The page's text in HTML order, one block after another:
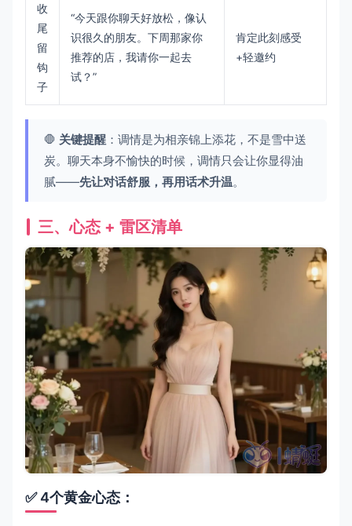
收
尾
留
钩
子
“今天跟你聊天好放松，像认
识很久的朋友。下周那家你
推荐的店，我请你一起去
试？”
肯定此刻感受
+轻邀约
🛑 关键提醒 ：调情是为相亲锦上添花，不是雪中送
炭。聊天本身不愉快的时候，调情只会让你显得油
腻——先让对话舒服，再用话术升温。
三、心态 + 雷区清单
✅ 4个黄金心态：